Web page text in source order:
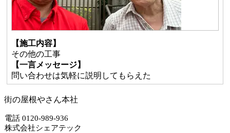
【施工内容】
その他の工事
【一言メッセージ】
問い合わせは気軽に説明してもらえた
街の屋根やさん本社
電話 0120-989-936
株式会社シェアテック